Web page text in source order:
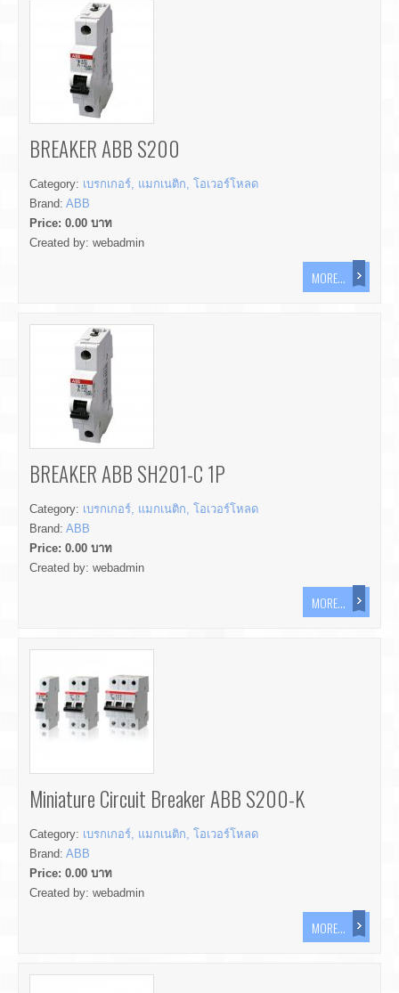
BREAKER ABB S200
Category: เบรกเกอร์, แมกเนติก, โอเวอร์โหลด
Brand: ABB
Price: 0.00 บาท
Created by: webadmin
MORE...
BREAKER ABB SH201-C 1P
Category: เบรกเกอร์, แมกเนติก, โอเวอร์โหลด
Brand: ABB
Price: 0.00 บาท
Created by: webadmin
MORE...
Miniature Circuit Breaker ABB S200-K
Category: เบรกเกอร์, แมกเนติก, โอเวอร์โหลด
Brand: ABB
Price: 0.00 บาท
Created by: webadmin
MORE...